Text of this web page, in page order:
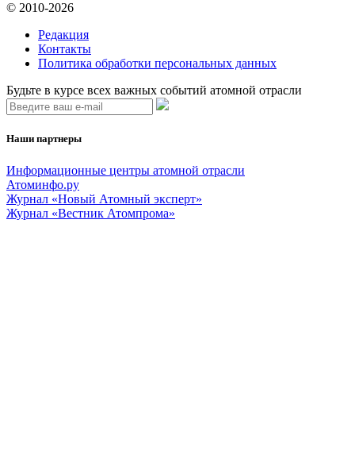
© 2010-2026
Редакция
Контакты
Политика обработки персональных данных
Будьте в курсе всех важных событий атомной отрасли
Наши партнеры
Информационные центры атомной отрасли
Атоминфо.ру
Журнал «Новый Атомный эксперт»
Журнал «Вестник Атомпрома»